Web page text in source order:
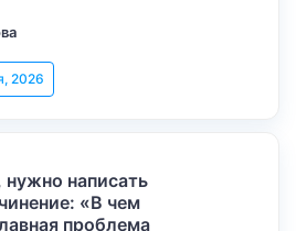
2026
нужно написать
«В чем
проблема